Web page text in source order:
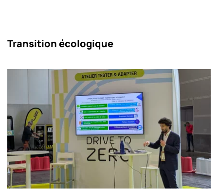
Transition écologique